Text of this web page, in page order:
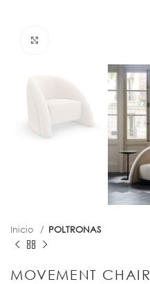
Inicio POLTRONAS
MOVEMENT CHAIR